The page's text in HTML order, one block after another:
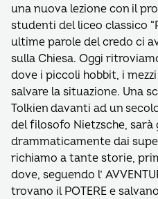
una nuova lezione con il
studenti del liceo classico
ultime parole del credo ci
sulla Chiesa. Oggi
dove i piccoli hobbit, i
salvare la situazione. Una
Tolkien davanti ad un
del filosofo Nietzsche, sarà
drammaticamente dai
richiamo a tante storie,
dove, seguendo l’
trovano il POTERE e